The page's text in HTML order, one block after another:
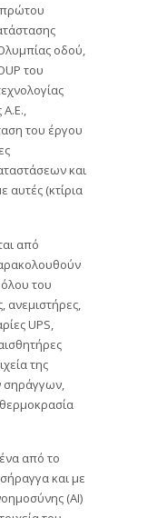
οδού,
του
του έργου
και
αυτές (κτίρια
από
του
UPS,
της
σηράγγων,
από το
και με
(ΑΙ)